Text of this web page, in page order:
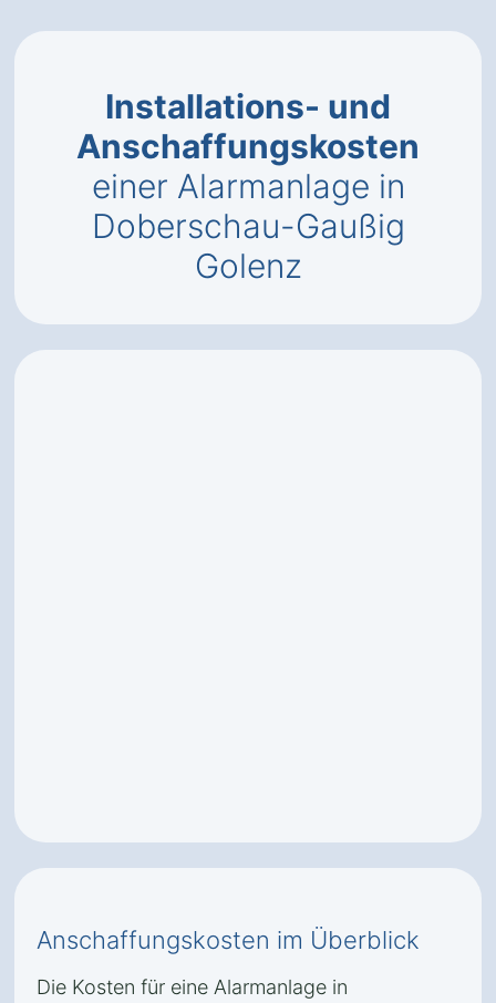
Installations- und
Anschaffungskosten
einer Alarmanlage in
Doberschau-Gaußig
Golenz
Anschaffungskosten im Überblick
Die Kosten für eine Alarmanlage in